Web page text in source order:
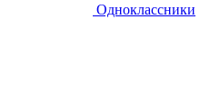
Одноклассники